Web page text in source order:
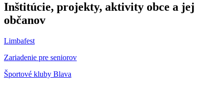
Inštitúcie, projekty, aktivity obce a jej
občanov
Limbafest
Zariadenie pre seniorov
Športové kluby Blava